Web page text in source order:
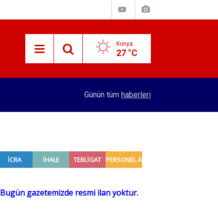
Konya
27 °C
Vergi borcu olanlara müjde! 31 Ağustos son
Günün tüm haberleri